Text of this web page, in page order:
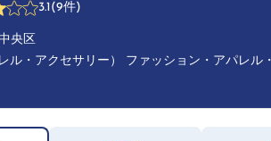
3.1(9件)
央区
ル・アクセサリー） ファッション・アパレル